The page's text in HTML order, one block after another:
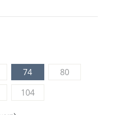
74
80
104